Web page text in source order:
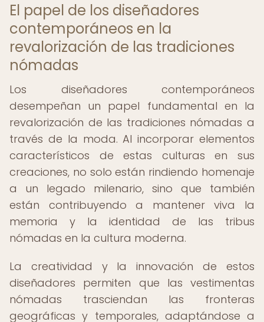
El papel de los diseñadores
contemporáneos en la
revalorización de las tradiciones
nómadas
Los diseñadores contemporáneos
desempeñan un papel fundamental en la
revalorización de las tradiciones nómadas a
través de la moda. Al incorporar elementos
característicos de estas culturas en sus
creaciones, no solo están rindiendo homenaje
a un legado milenario, sino que también
están contribuyendo a mantener viva la
memoria y la identidad de las tribus
nómadas en la cultura moderna.
La creatividad y la innovación de estos
diseñadores permiten que las vestimentas
nómadas trasciendan las fronteras
geográficas y temporales, adaptándose a